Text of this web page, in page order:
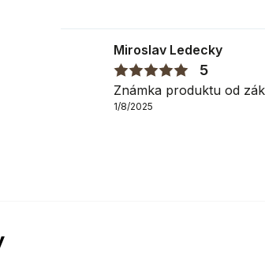
Miroslav Ledecky
5
Známka produktu od
1/8/2025